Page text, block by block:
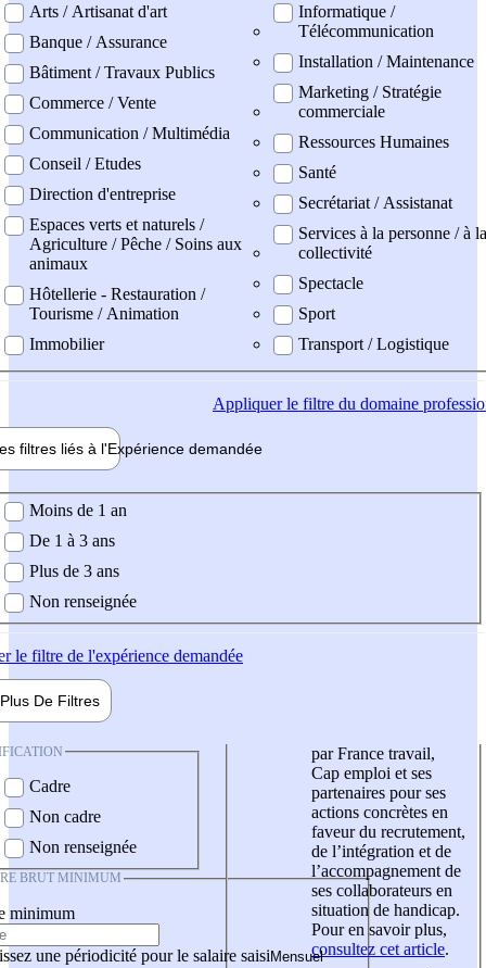
Arts / Artisanat d'art
Banque / Assurance
Bâtiment / Travaux Publics
Commerce / Vente
Communication / Multimédia
Conseil / Etudes
Direction d'entreprise
Espaces verts et naturels /
Agriculture / Pêche / Soins aux
animaux
Hôtellerie - Restauration /
Tourisme / Animation
Immobilier
Informatique /
Télécommunication
Installation / Maintenance
Marketing / Stratégie
commerciale
Ressources Humaines
Santé
Secrétariat / Assistanat
Services à la personne / à la
collectivité
Spectacle
Sport
Transport / Logistique
Appliquerle filtre du domaine
filtres liés à l'Expérience demandée
demandée
Moins de 1 an
De 1 à 3 ans
Plus de 3 ans
Non renseignée
le filtre de l'expérience demandée
Plus De Filtres
Cadre
Non cadre
Non renseignée
BRUT MINIMUM
minimum
une périodicité pour le salaire saisi
par France travail,
Cap emploi et ses
partenaires pour ses
actions concrètes en
faveur du recrutement,
de l’intégration et de
l’accompagnement de
ses collaborateurs en
situation de handicap.
Pour en savoir plus,
consultez cet article.